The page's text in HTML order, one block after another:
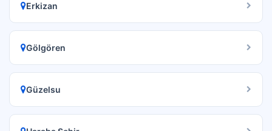
Erkizan
Gölgören
Güzelsu